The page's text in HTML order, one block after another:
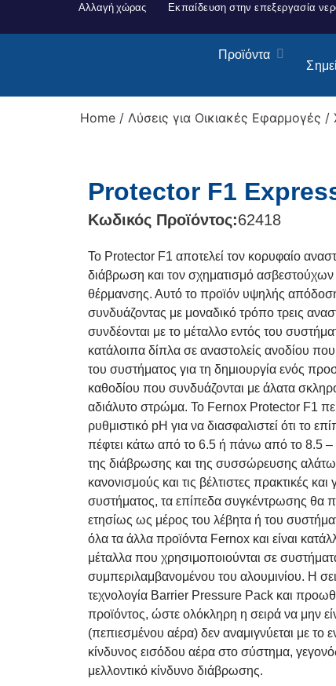
Αλλαγή χώρας Εκπαίδευση στην επεξεργασία
Προϊόντα
Home / Λύσεις για Οικιακές Εφαρμογές /
Protector F1
Κωδικός Προϊόντος:62418
Το Protector F1 αποτελεί τον κορυφαίο
διάβρωση και τον σχηματισμό ασβεστούχων
θέρμανσης. Αυτό το προϊόν υψηλής
συνδυάζοντας με μοναδικό τρόπο τρεις
συνδέονται με το μέταλλο εντός του
κατάλοιπα δίπλα σε αναστολείς ανοδίου
του συστήματος για τη δημιουργία ενός
καθοδίου που συνδυάζονται με άλατα
αδιάλυτο στρώμα. Το Fernox Protector F1
ρυθμιστικό pH για να διασφαλιστεί ότι το
πέφτει κάτω από το 6.5 ή πάνω από το 8.5 –
της διάβρωσης και της συσσώρευσης
κανονισμούς και τις βέλτιστες πρακτικές
συστήματος, τα επίπεδα συγκέντρωσης θα
ετησίως ως μέρος του λέβητα ή του
όλα τα άλλα προϊόντα Fernox και είναι
μέταλλα που χρησιμοποιούνται σε
συμπεριλαμβανομένου του αλουμινίου. Η
τεχνολογία Barrier Pressure Pack και
προϊόντος, ώστε ολόκληρη η σειρά να μην
(πεπιεσμένου αέρα) δεν αναμιγνύεται με
κίνδυνος εισόδου αέρα στο σύστημα,
μελλοντικό κίνδυνο διάβρωσης.